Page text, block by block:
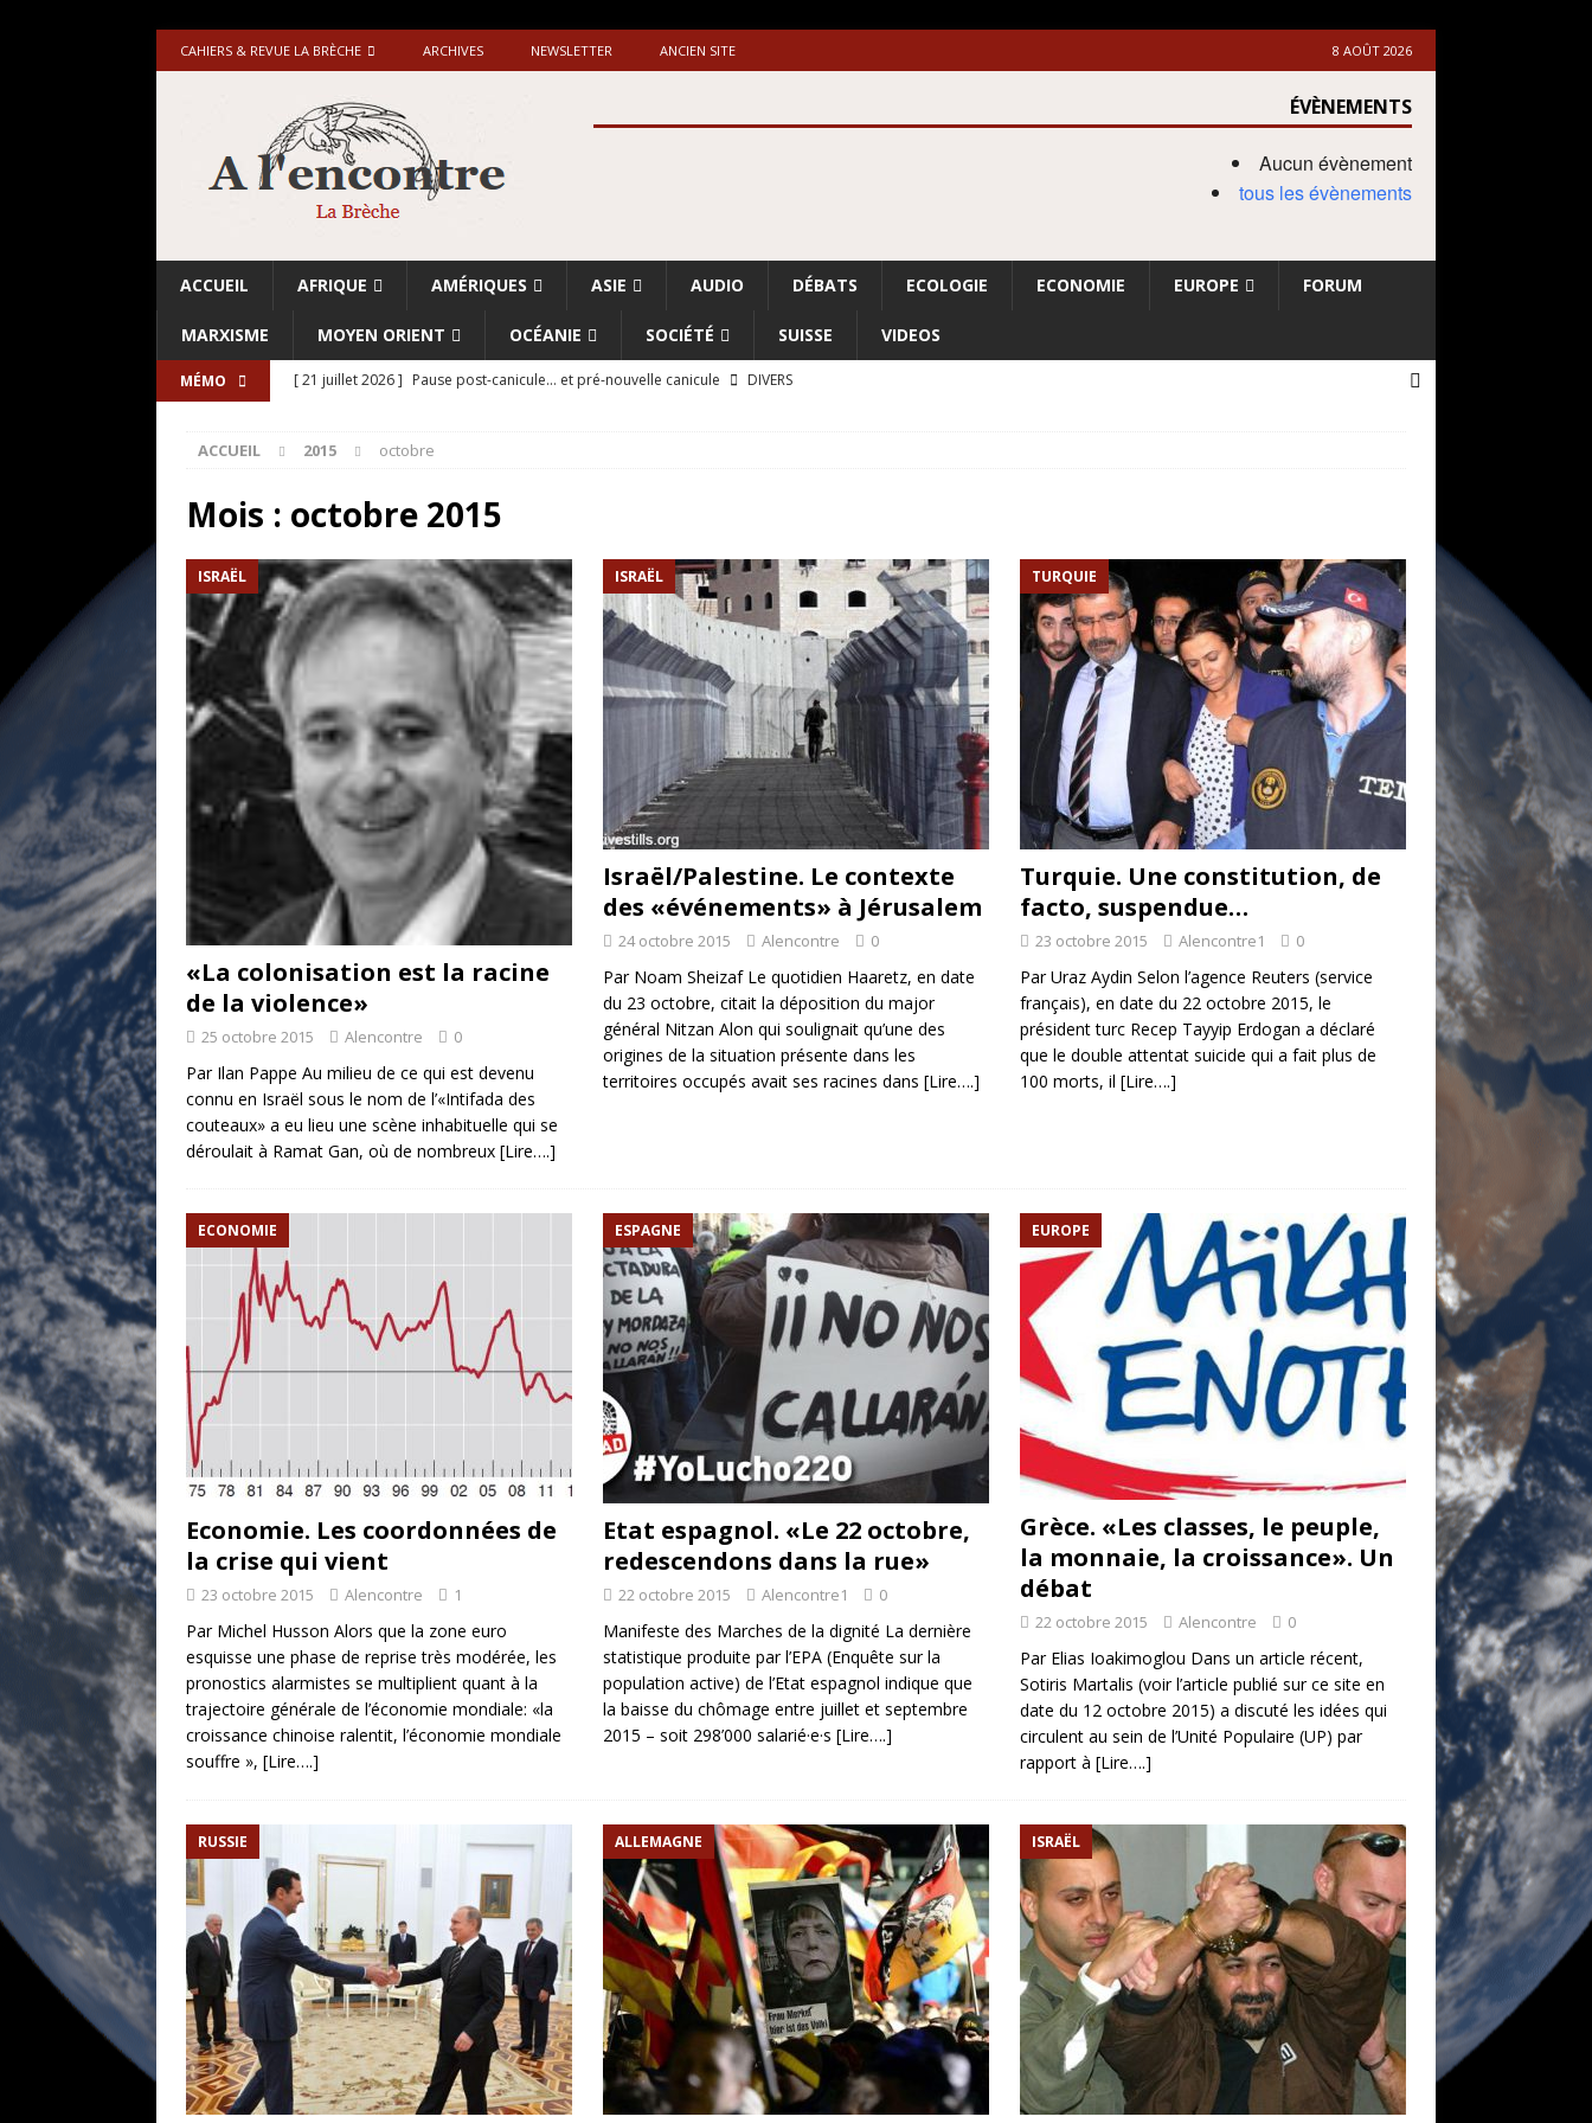
CAHIERS & REVUE LA BRÈCHE ARCHIVES NEWSLETTER ANCIEN SITE 8 AOÛT 2026
ÉVÈNEMENTS
Aucun évènement
tous les évènements
ACCUEIL AFRIQUE AMÉRIQUES ASIE AUDIO DÉBATS ECOLOGIE ECONOMIE EUROPE FORUM
MARXISME MOYEN ORIENT OCÉANIE SOCIÉTÉ SUISSE VIDEOS
MÉMO [ 21 juillet 2026 ] Pause post-canicule… et pré-nouvelle canicule
DIVERS
[ 18 juillet 2026 ] Israël-Palestine. «Accentuation du nettoyage ethnique en Cisjordanie et à Gaza
avant les élections du 27 octobre»
et une menace»
ETATS-UNIS
[ 17 juillet 2026 ] Iran. Le retour de l’option militaire
ETATS-UNIS
[ 14 juin 2020 ]
Brésil. Les vies noires comptent: l’urgence de la démilitarisation de la Police militaire
* LA UNE
ACCUEIL 2015 octobre
Mois : octobre 2015
ISRAËL
«La colonisation est la racine
de la violence»
25 octobre 2015 Alencontre 0
Par Ilan Pappe Au milieu de ce qui est devenu
connu en Israël sous le nom de l’«Intifada des
couteaux» a eu lieu une scène inhabituelle qui se
déroulait à Ramat Gan, où de nombreux [Lire….]
ISRAËL
Israël/Palestine. Le contexte
des «événements» à Jérusalem
24 octobre 2015 Alencontre 0
Par Noam Sheizaf Le quotidien Haaretz, en date
du 23 octobre, citait la déposition du major
général Nitzan Alon qui soulignait qu’une des
origines de la situation présente dans les
territoires occupés avait ses racines dans [Lire….]
TURQUIE
Turquie. Une constitution, de
facto, suspendue…
23 octobre 2015 Alencontre1 0
Par Uraz Aydin Selon l’agence Reuters (service
français), en date du 22 octobre 2015, le
président turc Recep Tayyip Erdogan a déclaré
que le double attentat suicide qui a fait plus de
100 morts, il [Lire….]
ECONOMIE
Economie. Les coordonnées de
la crise qui vient
23 octobre 2015 Alencontre 1
Par Michel Husson Alors que la zone euro
esquisse une phase de reprise très modérée, les
pronostics alarmistes se multiplient quant à la
trajectoire générale de l’économie mondiale: «la
croissance chinoise ralentit, l’économie mondiale
souffre », [Lire….]
ESPAGNE
Etat espagnol. «Le 22 octobre,
redescendons dans la rue»
22 octobre 2015 Alencontre1 0
Manifeste des Marches de la dignité La dernière
statistique produite par l’EPA (Enquête sur la
population active) de l’Etat espagnol indique que
la baisse du chômage entre juillet et septembre
2015 – soit 298’000 salarié·e·s [Lire….]
EUROPE
Grèce. «Les classes, le peuple,
la monnaie, la croissance». Un
débat
22 octobre 2015 Alencontre 0
Par Elias Ioakimoglou Dans un article récent,
Sotiris Martalis (voir l’article publié sur ce site en
date du 12 octobre 2015) a discuté les idées qui
circulent au sein de l’Unité Populaire (UP) par
rapport à [Lire….]
RUSSIE ALLEMAGNE ISRAËL